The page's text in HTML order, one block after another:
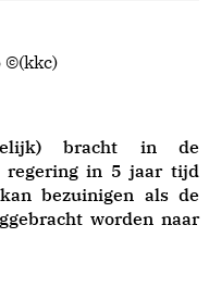
©(kkc)
bracht in de
regering in 5 jaar tijd
bezuinigen als de
worden naar